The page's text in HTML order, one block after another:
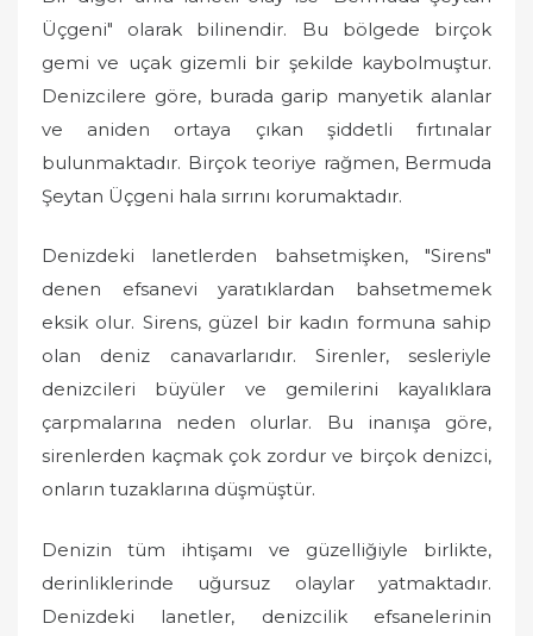
Üçgeni" olarak bilinendir. Bu bölgede birçok
gemi ve uçak gizemli bir şekilde kaybolmuştur.
Denizcilere göre, burada garip manyetik alanlar
ve aniden ortaya çıkan şiddetli fırtınalar
bulunmaktadır. Birçok teoriye rağmen, Bermuda
Şeytan Üçgeni hala sırrını korumaktadır.
Denizdeki lanetlerden bahsetmişken, "Sirens"
denen efsanevi yaratıklardan bahsetmemek
eksik olur. Sirens, güzel bir kadın formuna sahip
olan deniz canavarlarıdır. Sirenler, sesleriyle
denizcileri büyüler ve gemilerini kayalıklara
çarpmalarına neden olurlar. Bu inanışa göre,
sirenlerden kaçmak çok zordur ve birçok denizci,
onların tuzaklarına düşmüştür.
Denizin tüm ihtişamı ve güzelliğiyle birlikte,
derinliklerinde uğursuz olaylar yatmaktadır.
Denizdeki lanetler, denizcilik efsanelerinin